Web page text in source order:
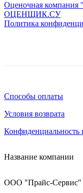
Оценочная компания
ОЦЕНЩИК.СУ
Политика
Способы оплаты
Условия возврата
Конфиденциальность
Название компании
ООО "Прайс-Сервис"